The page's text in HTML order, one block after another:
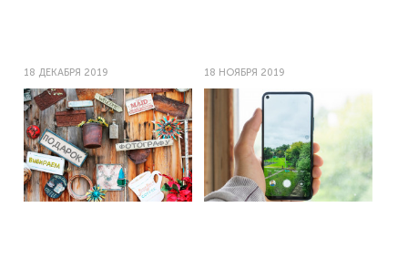
18 ДЕКАБРЯ 2019 18 НОЯБРЯ 2019